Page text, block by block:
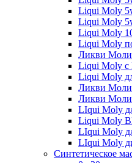
Liqui Moly
Liqui Moly
Liqui Moly
Liqui Moly
Ликви
Liqui Moly
Liqui Moly
Ликви
Ликви Моли
LIqui Moly
Liqui Moly
LIqui Moly
LIqui Moly
Синтетическое